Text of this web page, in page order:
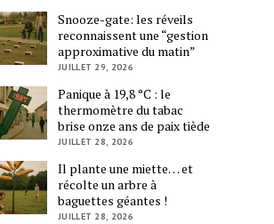
Snooze-gate: les réveils
reconnaissent une “gestion
approximative du matin”
JUILLET 29, 2026
Panique à 19,8 °C : le
thermomètre du tabac
brise onze ans de paix tiède
JUILLET 28, 2026
Il plante une miette… et
récolte un arbre à
baguettes géantes !
JUILLET 28, 2026